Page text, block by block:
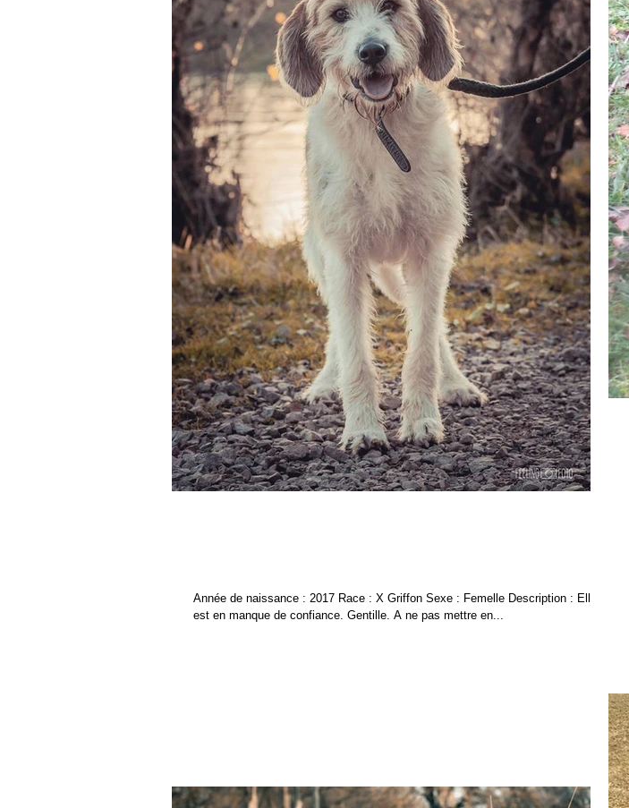
Année de naissance : 2017 Race : X Griffon Sexe : Femelle Description : Elle
est en manque de confiance. Gentille. A ne pas mettre en...